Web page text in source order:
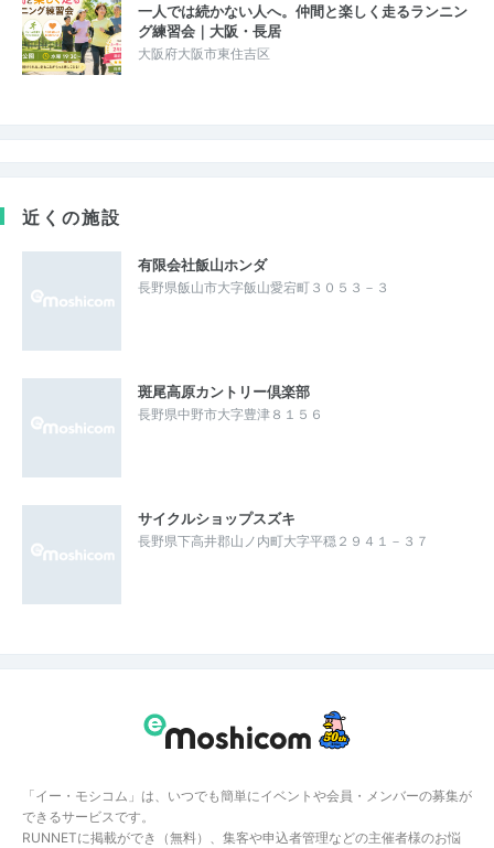
一人では続かない人へ。仲間と楽しく走るランニン
グ練習会｜大阪・長居
大阪府大阪市東住吉区
近くの施設
有限会社飯山ホンダ
長野県飯山市大字飯山愛宕町３０５３－３
斑尾高原カントリー倶楽部
長野県中野市大字豊津８１５６
サイクルショップスズキ
長野県下高井郡山ノ内町大字平穏２９４１－３７
「イー・モシコム」は、いつでも簡単にイベントや会員・メンバーの募集が
できるサービスです。
RUNNETに掲載ができ（無料）、集客や申込者管理などの主催者様のお悩